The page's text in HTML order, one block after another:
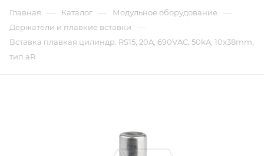
Главная — Каталог — Модульное оборудование —
Держатели и плавкие вставки —
Вставка плавкая цилиндр. RS15, 20A, 690VAC, 50kA, 10x38mm,
тип aR